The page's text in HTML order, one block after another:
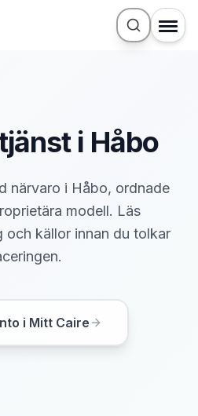
i Håbo
närvaro i Håbo, ordnade
modell. Läs
och källor innan du tolkar
i Mitt Caire